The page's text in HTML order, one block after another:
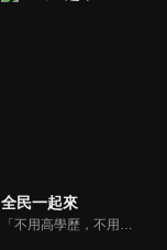
全民一起來
「不用高學歷，不用會答題，全民一起來，獎金拿不完！」《全民一起來》是一檔結合手機遊戲的大型現場直播益智節目，「記憶、觀察、反應、平衡、敏捷...」，多道關卡考驗挑戰者的多元智能及體能，見證藝人明星各項不可思議的挑戰。